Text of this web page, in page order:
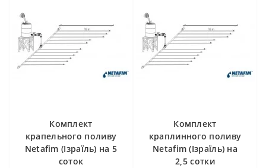
Комплект
крапельного поливу
Netafim (Ізраїль) на 5
соток
Комплект
краплинного поливу
Netafim (Ізраїль) на
2,5 сотки